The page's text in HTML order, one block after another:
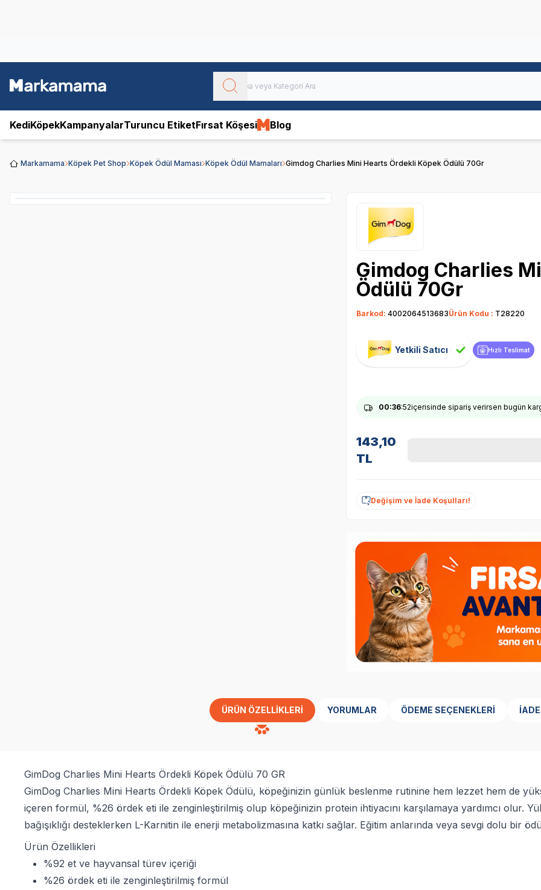
KediKöpekKampanyalarTuruncu EtiketFırsat Köşesi Blog
Markamama Köpek Pet Shop Köpek Ödül Maması Köpek Ödül Mamaları Gimdog Charlies Mini Hearts Ördekli Köpek Ödülü 70Gr
Gimdog Charlies
Ödülü 70Gr
Barkod: 4002064513683Ürün Kodu : T28220
Yetkili Satıcı Hızlı Teslimat
00:36:51içerisinde sipariş verirsen bugün
143,10
TL
Değişim ve İade Koşulları!
ÜRÜN ÖZELLIKLERI YORUMLAR ÖDEME SEÇENEKLERI
GimDog Charlies Mini Hearts Ördekli Köpek Ödülü 70 GR
GimDog Charlies Mini Hearts Ördekli Köpek Ödülü, köpeğinizin günlük beslenme rutinine hem lezzet hem de
içeren formül, %26 ördek eti ile zenginleştirilmiş olup köpeğinizin protein ihtiyacını karşılamaya yardımcı olur.
bağışıklığı desteklerken L-Karnitin ile enerji metabolizmasına katkı sağlar. Eğitim anlarında veya sevgi dolu bir
Ürün Özellikleri
%92 et ve hayvansal türev içeriği
%26 ördek eti ile zenginleştirilmiş formül